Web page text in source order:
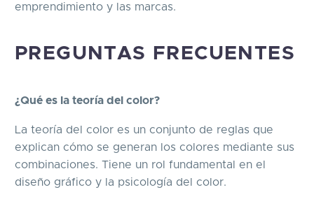
emprendimiento y las marcas.
PREGUNTAS FRECUENTES
¿Qué es la teoría del color?
La teoría del color es un conjunto de reglas que
explican cómo se generan los colores mediante sus
combinaciones. Tiene un rol fundamental en el
diseño gráfico y la psicología del color.